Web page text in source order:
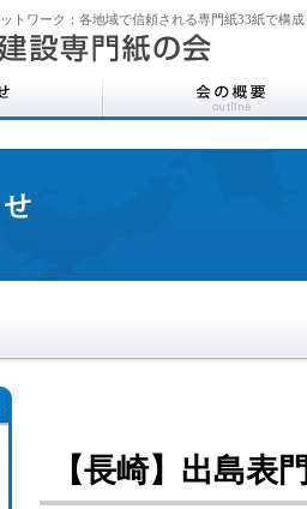
トワーク：各地域で信頼される専門紙33紙で構成
【長崎】出島